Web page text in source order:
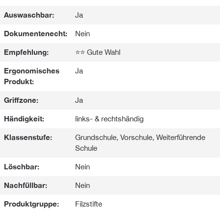
Auswaschbar: Ja
Dokumentenecht: Nein
Empfehlung: ⭐⭐ Gute Wahl
Ergonomisches
Produkt:
Ja
Griffzone: Ja
Händigkeit: links- & rechtshändig
Klassenstufe:
Grundschule, Vorschule, Weiterführende
Schule
Löschbar: Nein
Nachfüllbar: Nein
Produktgruppe: Filzstifte